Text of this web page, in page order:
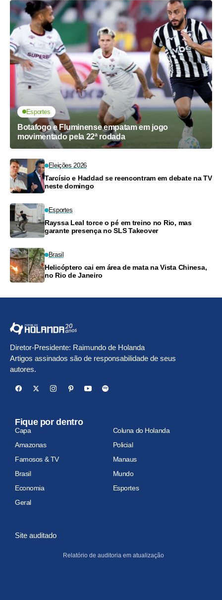
Esportes
Botafogo e Fluminense empatam em jogo
movimentado pela 22ª rodada
Eleições 2026
Tarcísio e Haddad se reencontram em debate na TV
neste domingo
Esportes
Rayssa Leal torce o pé em treino no Rio, mas
garante presença no SLS Takeover
Brasil
Helicóptero cai em área de mata na Vista Chinesa,
no Rio de Janeiro
Diretor-Presidente: Raimundo de Holanda
Artigos assinados são de responsabilidade de seus
autores.
Fique por dentro
Capa
Coluna do Holanda
Amazonas
Policial
Famosos & TV
Manaus
Brasil
Mundo
Economia
Esportes
Geral
Site auditado
Relatório de auditoria em atualização